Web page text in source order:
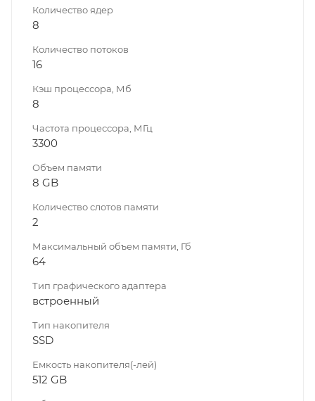
Количество ядер
8
Количество потоков
16
Кэш процессора, Мб
8
Частота процессора, МГц
3300
Объем памяти
8 GB
Количество слотов памяти
2
Максимальный объем памяти, Гб
64
Тип графического адаптера
встроенный
Тип накопителя
SSD
Емкость накопителя(-лей)
512 GB